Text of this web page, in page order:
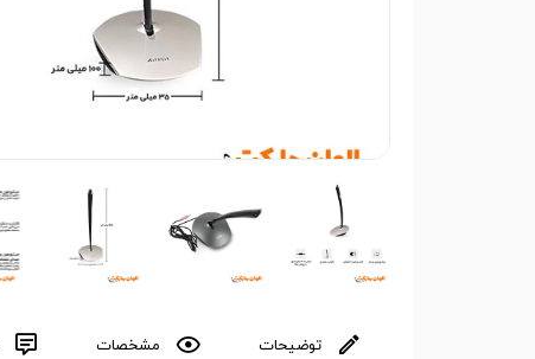
توضیحات مشخصات